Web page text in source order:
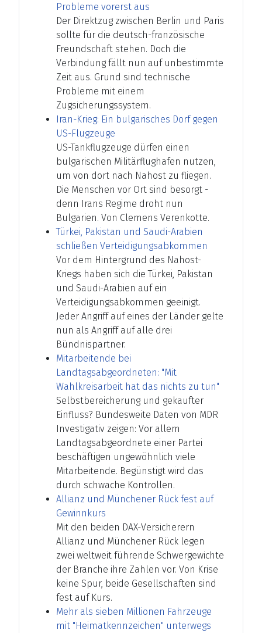
Probleme vorerst aus
Der Direktzug zwischen Berlin und Paris
sollte für die deutsch-französische
Freundschaft stehen. Doch die
Verbindung fällt nun auf unbestimmte
Zeit aus. Grund sind technische
Probleme mit einem
Zugsicherungssystem.
Iran-Krieg: Ein bulgarisches Dorf gegen
US-Flugzeuge
US-Tankflugzeuge dürfen einen
bulgarischen Militärflughafen nutzen,
um von dort nach Nahost zu fliegen.
Die Menschen vor Ort sind besorgt -
denn Irans Regime droht nun
Bulgarien. Von Clemens Verenkotte.
Türkei, Pakistan und Saudi-Arabien
schließen Verteidigungsabkommen
Vor dem Hintergrund des Nahost-
Kriegs haben sich die Türkei, Pakistan
und Saudi-Arabien auf ein
Verteidigungsabkommen geeinigt.
Jeder Angriff auf eines der Länder gelte
nun als Angriff auf alle drei
Bündnispartner.
Mitarbeitende bei
Landtagsabgeordneten: "Mit
Wahlkreisarbeit hat das nichts zu tun"
Selbstbereicherung und gekaufter
Einfluss? Bundesweite Daten von MDR
Investigativ zeigen: Vor allem
Landtagsabgeordnete einer Partei
beschäftigen ungewöhnlich viele
Mitarbeitende. Begünstigt wird das
durch schwache Kontrollen.
Allianz und Münchener Rück fest auf
Gewinnkurs
Mit den beiden DAX-Versicherern
Allianz und Münchener Rück legen
zwei weltweit führende Schwergewichte
der Branche ihre Zahlen vor. Von Krise
keine Spur, beide Gesellschaften sind
fest auf Kurs.
Mehr als sieben Millionen Fahrzeuge
mit "Heimatkennzeichen" unterwegs